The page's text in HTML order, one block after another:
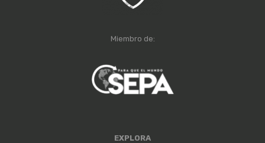
Miembro de:
EXPLORA